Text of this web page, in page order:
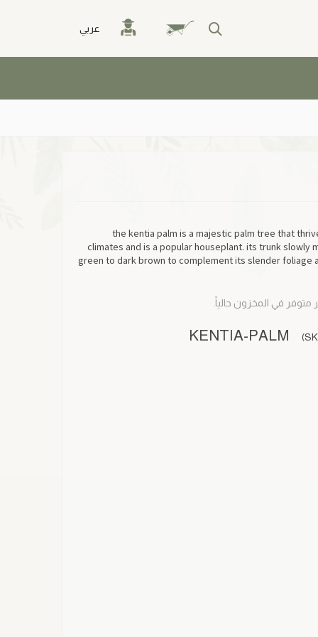
عربي
the kentia palm is a majestic palm tree that
climates and is a popular houseplant. its trunk slowly
green to dark brown to complement its slender foliage
متوفر في المخزون حالياً.
KENTIA-PALM